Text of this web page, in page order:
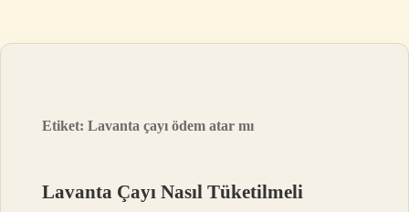
Etiket:Lavanta çayı ödem atar mı
Lavanta Çayı Nasıl Tüketilmeli